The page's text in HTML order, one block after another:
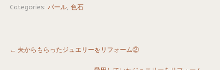
Categories: パール 色石
Post
navigation
← 夫からもらったジュエリーをリフォーム②